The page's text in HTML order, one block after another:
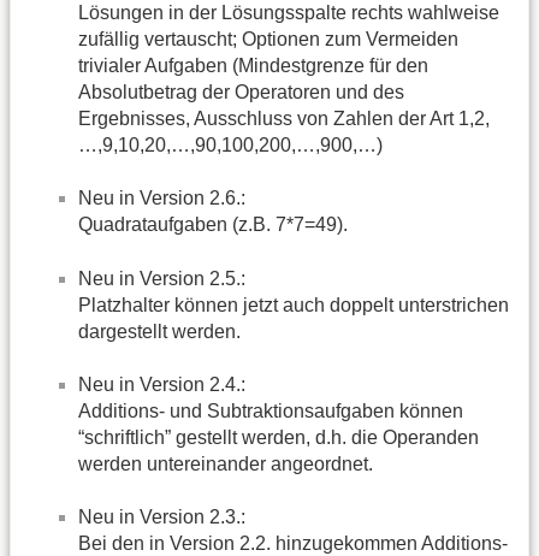
Lösungen in der Lösungsspalte rechts wahlweise
zufällig vertauscht; Optionen zum Vermeiden
trivialer Aufgaben (Mindestgrenze für den
Absolutbetrag der Operatoren und des
Ergebnisses, Ausschluss von Zahlen der Art 1,2,
…,9,10,20,…,90,100,200,…,900,…)
Neu in Version 2.6.:
Quadrataufgaben (z.B. 7*7=49).
Neu in Version 2.5.:
Platzhalter können jetzt auch doppelt unterstrichen
dargestellt werden.
Neu in Version 2.4.:
Additions- und Subtraktionsaufgaben können
“schriftlich” gestellt werden, d.h. die Operanden
werden untereinander angeordnet.
Neu in Version 2.3.:
Bei den in Version 2.2. hinzugekommen Additions-